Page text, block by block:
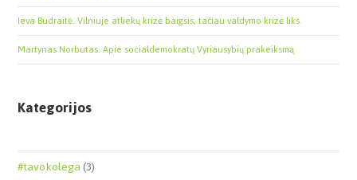
Ieva Budraitė. Vilniuje atliekų krizė baigsis, tačiau valdymo krizė liks.
Martynas Norbutas. Apie socialdemokratų Vyriausybių prakeiksmą
Kategorijos
#tavokolega(3)